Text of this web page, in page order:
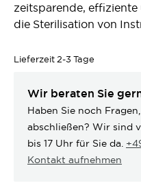
zeitsparende,
die Sterilisation von
Lieferzeit 2-3 Tage
Wir beraten Sie
Haben Sie noch
abschließen? Wir sind
bis 17 Uhr für Sie da.
Kontakt aufnehmen